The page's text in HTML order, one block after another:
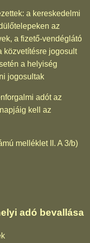
a kereskedelmi
az
a fizető-vendéglátó
közvetítésre jogosult
a helyiség
jogosultak
adót az
kell az
melléklet II. A 3/b)
adó bevallása